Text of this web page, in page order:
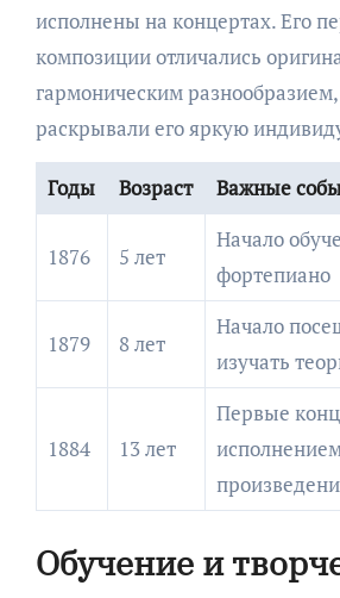
исполнены на концертах. Его
композиции отличались
гармоническим
раскрывали его яркую
Годы Возраст Важные
1876 5 лет
Начало
фортепиано
1879 8 лет
Начало
изучать
1884 13 лет
Первые
Обучение и